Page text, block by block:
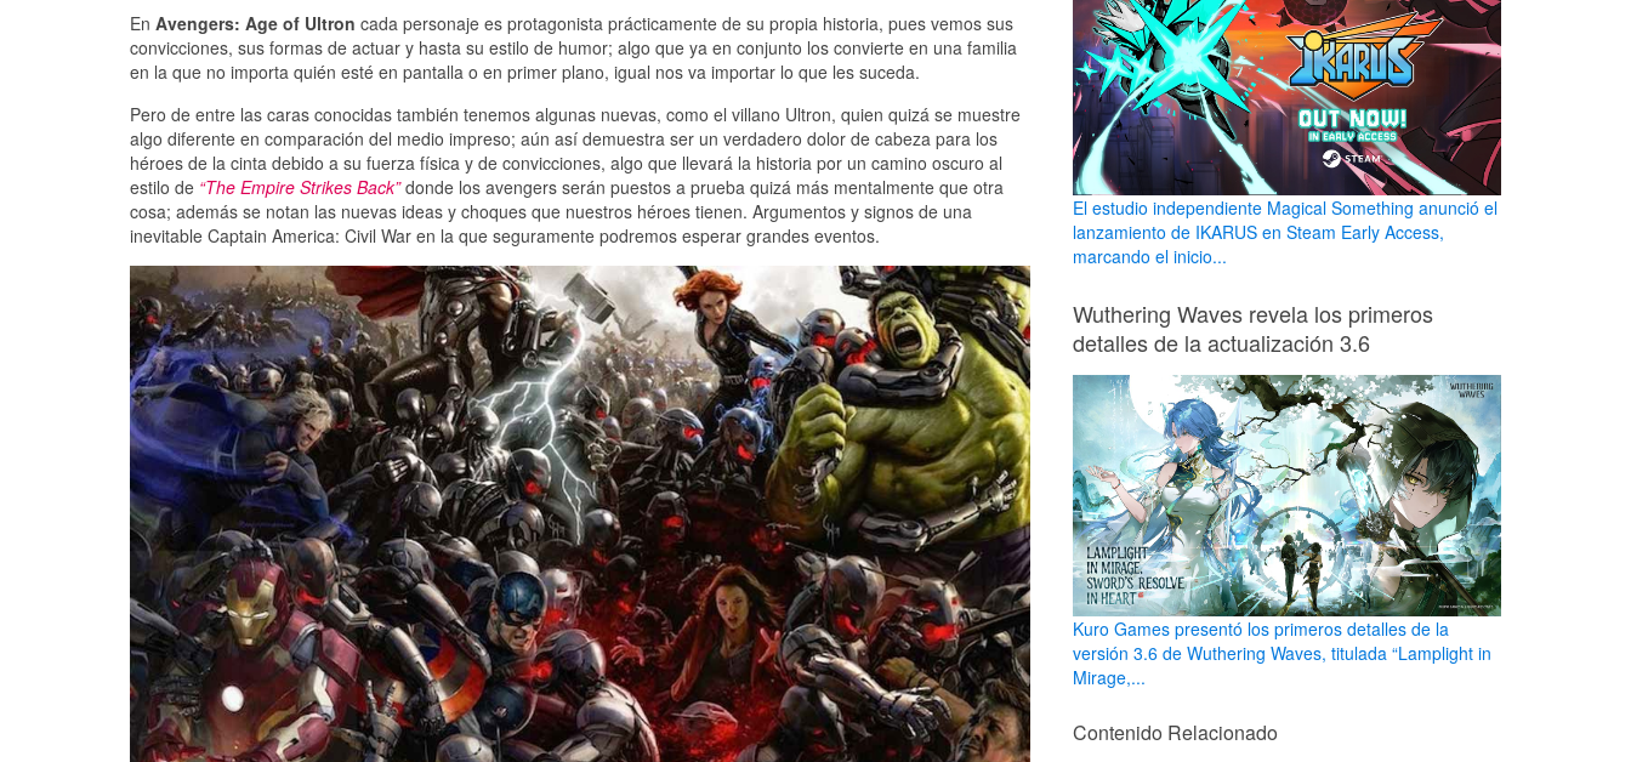
En Avengers: Age of Ultron cada personaje es protagonista prácticamente de su propia historia, pues vemos sus
convicciones, sus formas de actuar y hasta su estilo de humor; algo que ya en conjunto los convierte en una familia
en la que no importa quién esté en pantalla o en primer plano, igual nos va importar lo que les suceda.
Pero de entre las caras conocidas también tenemos algunas nuevas, como el villano Ultron, quien quizá se muestre
algo diferente en comparación del medio impreso; aún así demuestra ser un verdadero dolor de cabeza para los
héroes de la cinta debido a su fuerza física y de convicciones, algo que llevará la historia por un camino oscuro al
estilo de “The Empire Strikes Back”donde los avengers serán puestos a prueba quizá más mentalmente que otra
cosa; además se notan las nuevas ideas y choques que nuestros héroes tienen. Argumentos y signos de una
inevitable Captain America: Civil War en la que seguramente podremos esperar grandes eventos.
El estudio independiente Magical Something anunció el
lanzamiento de IKARUS en Steam Early Access,
marcando el inicio...
Wuthering Waves revela los primeros
detalles de la actualización 3.6
Kuro Games presentó los primeros detalles de la
versión 3.6 de Wuthering Waves, titulada “Lamplight in
Mirage,...
Contenido Relacionado